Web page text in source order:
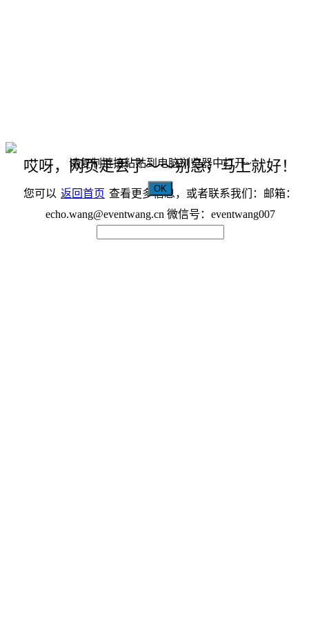
哎呀，网页走丢了～～别急，马上就好！
您可以 返回首页 查看更多信息，或者联系我们：邮箱：
echo.wang@eventwang.cn 微信号：eventwang007
请复制链接粘贴到电脑浏览器中打开~
OK